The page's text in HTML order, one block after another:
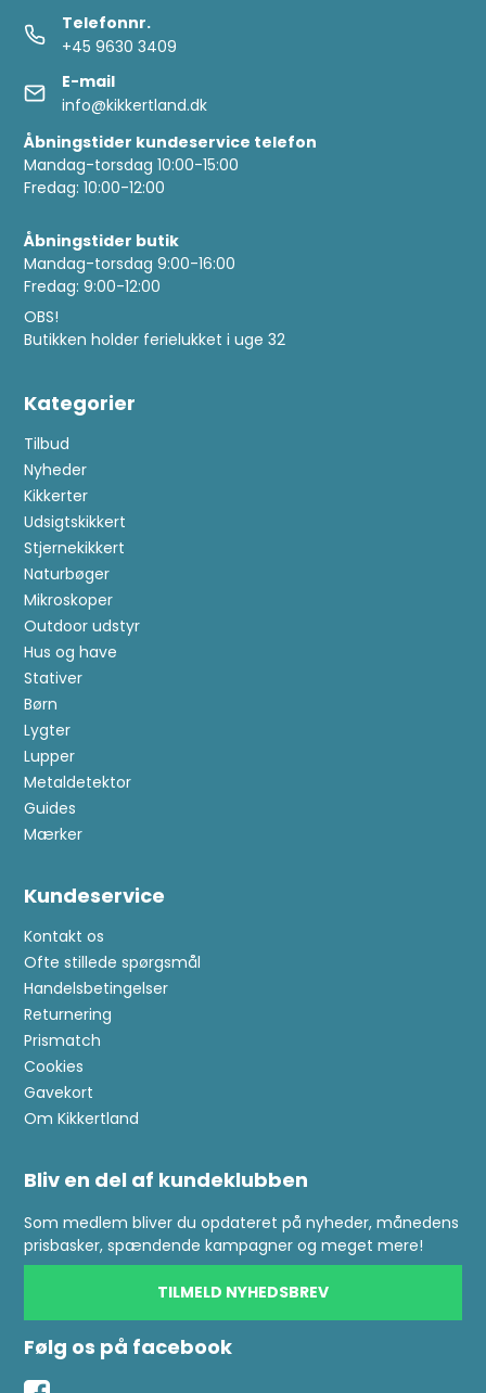
Telefonnr.
+45 9630 3409
E-mail
info@kikkertland.dk
Åbningstider kundeservice telefon
Mandag-torsdag 10:00-15:00
Fredag: 10:00-12:00
Åbningstider butik
Mandag-torsdag 9:00-16:00
Fredag: 9:00-12:00
OBS!
Butikken holder ferielukket i uge 32
Kategorier
Tilbud
Nyheder
Kikkerter
Udsigtskikkert
Stjernekikkert
Naturbøger
Mikroskoper
Outdoor udstyr
Hus og have
Stativer
Børn
Lygter
Lupper
Metaldetektor
Guides
Mærker
Kundeservice
Kontakt os
Ofte stillede spørgsmål
Handelsbetingelser
Returnering
Prismatch
Cookies
Gavekort
Om Kikkertland
Bliv en del af kundeklubben
Som medlem bliver du opdateret på nyheder, månedens
prisbasker, spændende kampagner og meget mere!
TILMELD NYHEDSBREV
Følg os på facebook